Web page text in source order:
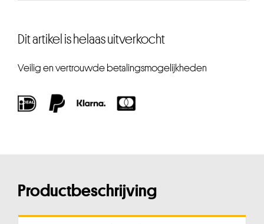
Dit artikel is helaas uitverkocht
Veilig en vertrouwde betalingsmogelijkheden
Productbeschrijving